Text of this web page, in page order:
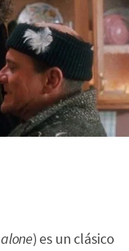
) es un clásico